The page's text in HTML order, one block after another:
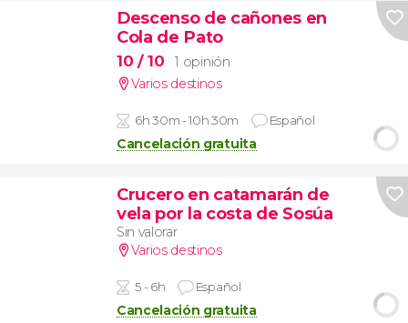
Descenso de cañones en
Cola de Pato
10 / 10
1 opinión
Varios destinos
6h 30m - 10h 30m Español
Cancelación gratuita
Crucero en catamarán de
vela por la costa de Sosúa
Sin valorar
Varios destinos
5 - 6h Español
Cancelación gratuita